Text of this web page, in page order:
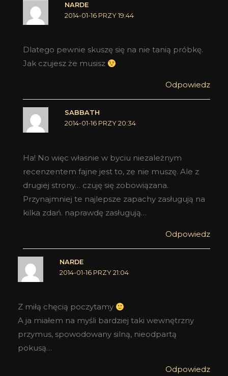
NARDE
2014-01-16 PRZY 19:44
Dlatego pewnie skuszę się na nie tanią próbkę.
Jak czujesz że musisz
Odpowiedz
SABBATH
2014-01-16 PRZY 20:34
Ha! No więc własnie w byciu niezależnym
recenzentem fajne jest to, ze nie muszę. Ale z
drugiej strony… czuję się zobowiązana.
Przynajmniej te najlepsze zapachy zasługują na
kilka zdań. naprawdę zasługują…
Odpowiedz
NARDE
2014-01-16 PRZY 21:04
Z miłą chęcią poczytamy
A ja miałem na myśli bardziej taki wewnętrzny
przymus, spowodowany silną, nieodpartą
pokusą…
Odpowiedz